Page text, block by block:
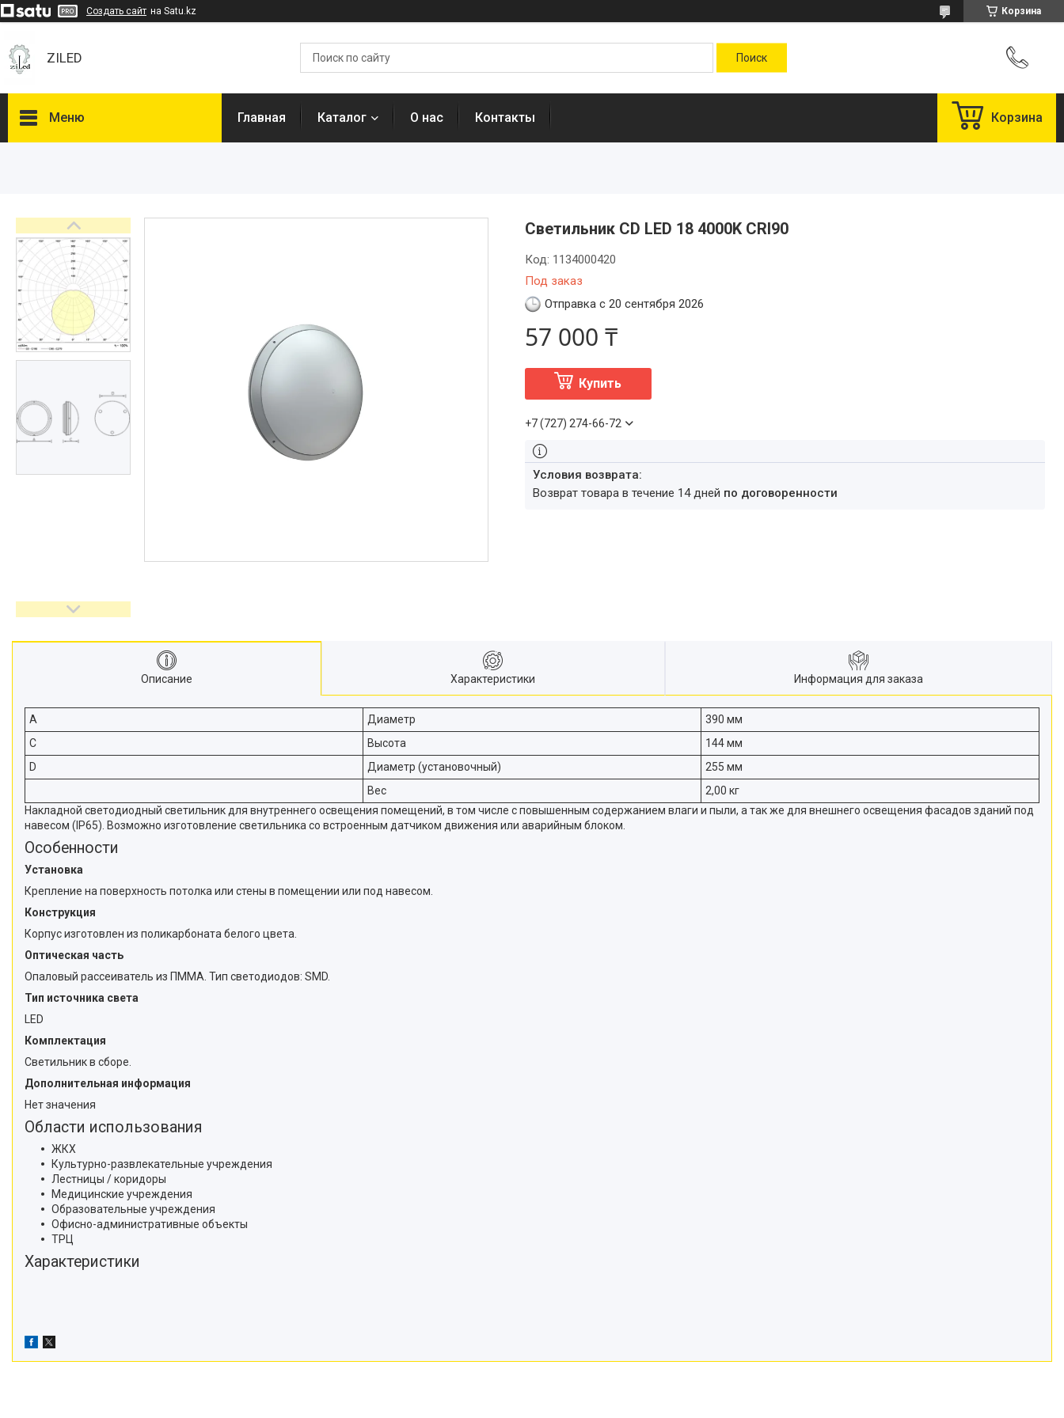
Создать сайт на Satu.kz Корзина
ZILED
Меню
ФАРЛАЙТ
АСТЗ
NLCO
INNOLUX
О нас
Отзывы
Главная Каталог О нас Контакты Корзина
Светильник CD LED 18 4000K CRI90
Под заказ
Код: 1134000420
Отправка с 20 сентября 2026
57 000 ₸
Купить
+7 (727) 274-66-72
возврат товара в течение 14 дней по договоренности
Описание Характеристики Информация для заказа
A Диаметр
390 мм
C
Высота
144 мм
D
Диаметр (установочный)
255 мм
Вес
2,00 кг
Накладной светодиодный светильник для внутреннего освещения помещений, в том числе с повышенным содержанием влаги и пыли, а так же для внешнего освещения фасадов зданий под
навесом (IP65). Возможно изготовление светильника со встроенным датчиком движения или аварийным блоком.
Особенности
Установка
Крепление на поверхность потолка или стены в помещении или под навесом.
Конструкция
Корпус изготовлен из поликарбоната белого цвета.
Оптическая часть
Опаловый рассеиватель из ПММА. Тип светодиодов: SMD.
Тип источника света
LED
Комплектация
Светильник в сборе.
Дополнительная информация
Нет значения
Области использования
ЖКХ
Культурно-развлекательные учреждения
Лестницы / коридоры
Медицинские учреждения
Образовательные учреждения
Офисно-административные объекты
ТРЦ
Характеристики